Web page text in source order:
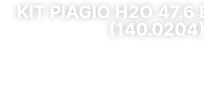
KIT PIAGIO H2O 47,6
(140.0204)